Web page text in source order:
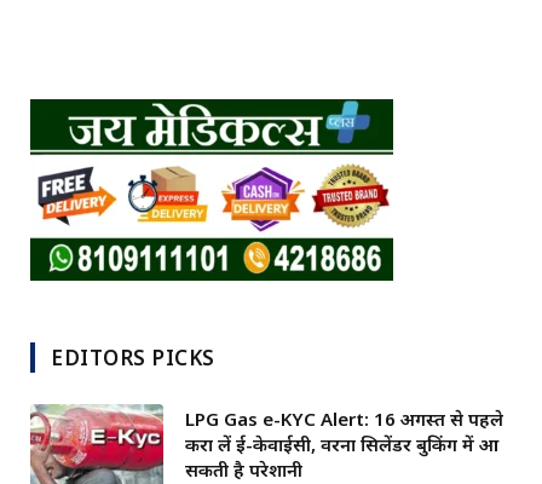
EDITORS PICKS
LPG Gas e-KYC Alert: 16 अगस्त से पहले
करा लें ई-केवाईसी, वरना सिलेंडर बुकिंग में आ
सकती है परेशानी